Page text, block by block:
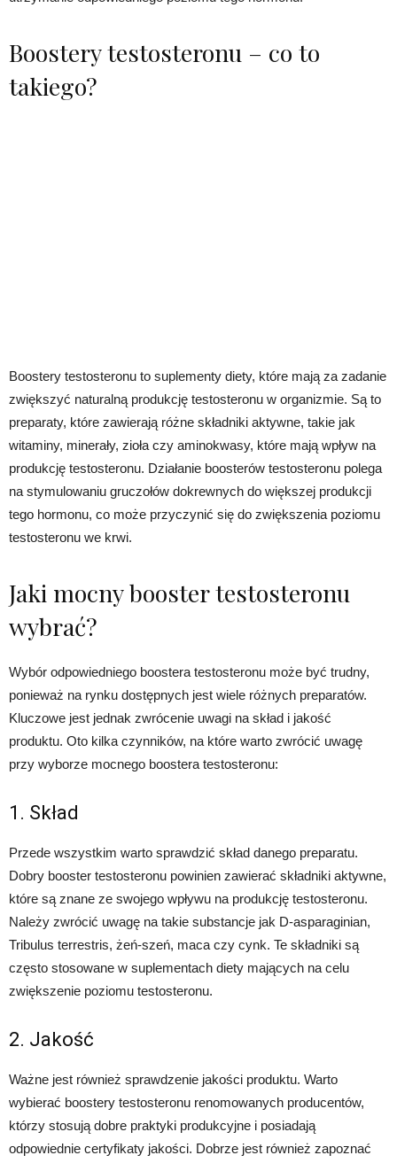
Boostery testosteronu – co to
takiego?
Boostery testosteronu to suplementy diety, które mają za zadanie
zwiększyć naturalną produkcję testosteronu w organizmie. Są to
preparaty, które zawierają różne składniki aktywne, takie jak
witaminy, minerały, zioła czy aminokwasy, które mają wpływ na
produkcję testosteronu. Działanie boosterów testosteronu polega
na stymulowaniu gruczołów dokrewnych do większej produkcji
tego hormonu, co może przyczynić się do zwiększenia poziomu
testosteronu we krwi.
Jaki mocny booster testosteronu
wybrać?
Wybór odpowiedniego boostera testosteronu może być trudny,
ponieważ na rynku dostępnych jest wiele różnych preparatów.
Kluczowe jest jednak zwrócenie uwagi na skład i jakość
produktu. Oto kilka czynników, na które warto zwrócić uwagę
przy wyborze mocnego boostera testosteronu:
1. Skład
Przede wszystkim warto sprawdzić skład danego preparatu.
Dobry booster testosteronu powinien zawierać składniki aktywne,
które są znane ze swojego wpływu na produkcję testosteronu.
Należy zwrócić uwagę na takie substancje jak D-asparaginian,
Tribulus terrestris, żeń-szeń, maca czy cynk. Te składniki są
często stosowane w suplementach diety mających na celu
zwiększenie poziomu testosteronu.
2. Jakość
Ważne jest również sprawdzenie jakości produktu. Warto
wybierać boostery testosteronu renomowanych producentów,
którzy stosują dobre praktyki produkcyjne i posiadają
odpowiednie certyfikaty jakości. Dobrze jest również zapoznać